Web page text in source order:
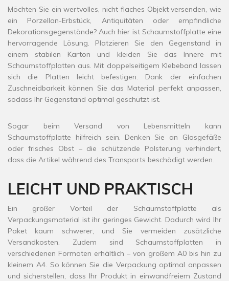
Möchten Sie ein wertvolles, nicht flaches Objekt versenden, wie
ein Porzellan-Erbstück, Antiquitäten oder empfindliche
Dekorationsgegenstände? Auch hier ist Schaumstoffplatte eine
hervorragende Lösung. Platzieren Sie den Gegenstand in
einem stabilen Karton und kleiden Sie das Innere mit
Schaumstoffplatten aus. Mit doppelseitigem Klebeband lassen
sich die Platten leicht befestigen. Dank der einfachen
Zuschneidbarkeit können Sie das Material perfekt anpassen,
sodass Ihr Gegenstand optimal geschützt ist.
Sogar beim Versand von Lebensmitteln kann
Schaumstoffplatte hilfreich sein. Denken Sie an Glasgefäße
oder frisches Obst – die schützende Polsterung verhindert,
dass die Artikel während des Transports beschädigt werden.
LEICHT UND PRAKTISCH
Ein großer Vorteil der Schaumstoffplatte als
Verpackungsmaterial ist ihr geringes Gewicht. Dadurch wird Ihr
Paket kaum schwerer, und Sie vermeiden zusätzliche
Versandkosten. Zudem sind Schaumstoffplatten in
verschiedenen Formaten erhältlich – von großem A0 bis hin zu
kleinem A4. So können Sie die Verpackung optimal anpassen
und sicherstellen, dass Ihr Produkt in einwandfreiem Zustand